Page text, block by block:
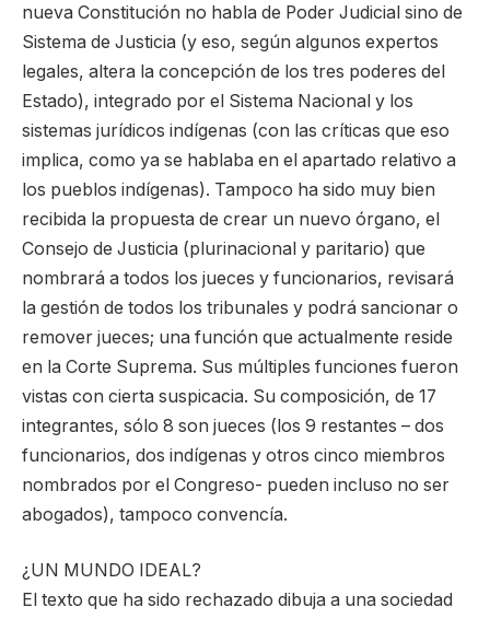
nueva Constitución no habla de Poder Judicial sino de
Sistema de Justicia (y eso, según algunos expertos
legales, altera la concepción de los tres poderes del
Estado), integrado por el Sistema Nacional y los
sistemas jurídicos indígenas (con las críticas que eso
implica, como ya se hablaba en el apartado relativo a
los pueblos indígenas). Tampoco ha sido muy bien
recibida la propuesta de crear un nuevo órgano, el
Consejo de Justicia (plurinacional y paritario) que
nombrará a todos los jueces y funcionarios, revisará
la gestión de todos los tribunales y podrá sancionar o
remover jueces; una función que actualmente reside
en la Corte Suprema. Sus múltiples funciones fueron
vistas con cierta suspicacia. Su composición, de 17
integrantes, sólo 8 son jueces (los 9 restantes – dos
funcionarios, dos indígenas y otros cinco miembros
nombrados por el Congreso- pueden incluso no ser
abogados), tampoco convencía.
¿UN MUNDO IDEAL?
El texto que ha sido rechazado dibuja a una sociedad